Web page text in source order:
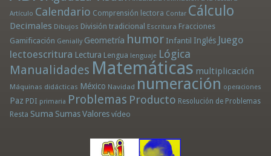
Artículo Calendario Comprensión lectora Contar Cálculo
Decimales Dibujos División tradicional Escritura Fracciones
Gamificación Genially Geometría humor Infantil Inglés Juego
lectoescritura Lectura Lengua lenguaje Lógica
Manualidades Matemáticas multiplicación
Máquinas didácticas México Navidad numeración operaciones
Paz PDI primaria Problemas Producto Resolución de Problemas
Resta Suma Sumas Valores vídeo